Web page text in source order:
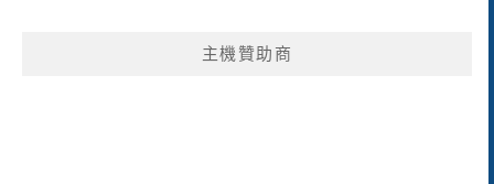
主機贊助商